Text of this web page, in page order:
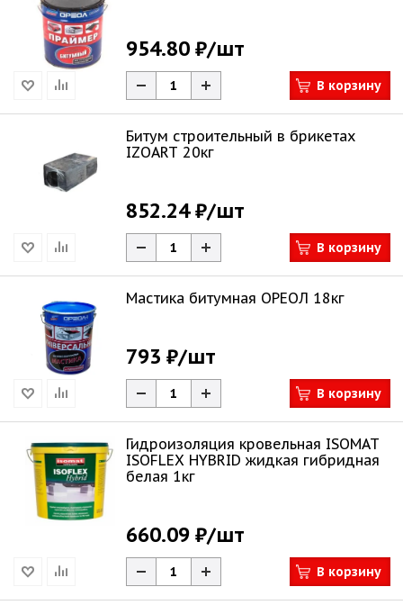
954.80 ₽/шт
В корзину
Битум строительный в брикетах
IZOART 20кг
852.24 ₽/шт
В корзину
Мастика битумная ОРЕОЛ 18кг
793 ₽/шт
В корзину
Гидроизоляция кровельная ISOMAT
ISOFLEX HYBRID жидкая гибридная
белая 1кг
660.09 ₽/шт
В корзину